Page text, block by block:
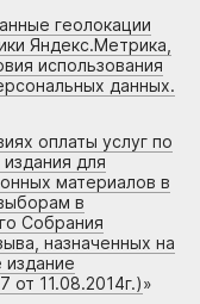
геолокации
Яндекс.Метрика,
использования
данных.
оплаты услуг по
для
материалов в
в
Собрания
назначенных на
издание
11.08.2014г.)»